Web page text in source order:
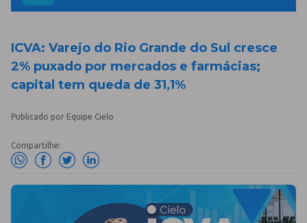
ICVA: Varejo do Rio Grande do Sul cresce
2% puxado por mercados e farmácias;
capital tem queda de 31,1%
Publicado por Equipe Cielo
Compartilhe: